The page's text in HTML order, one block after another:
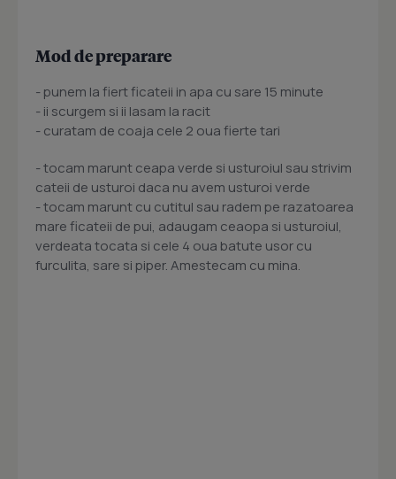
Mod de preparare
- punem la fiert ficateii in apa cu sare 15 minute
- ii scurgem si ii lasam la racit
- curatam de coaja cele 2 oua fierte tari
- tocam marunt ceapa verde si usturoiul sau strivim
cateii de usturoi daca nu avem usturoi verde
- tocam marunt cu cutitul sau radem pe razatoarea
mare ficateii de pui, adaugam ceaopa si usturoiul,
verdeata tocata si cele 4 oua batute usor cu
furculita, sare si piper. Amestecam cu mina.